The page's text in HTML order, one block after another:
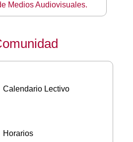
Medios Audiovisuales.
Calendario Lectivo
Horarios